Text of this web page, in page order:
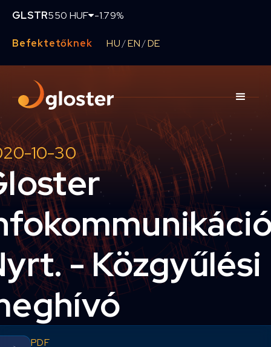
GLSTR550 HUF -1.79%
Befektetőknek HU /EN /DE
10-30
- Közgyűlési
PDF